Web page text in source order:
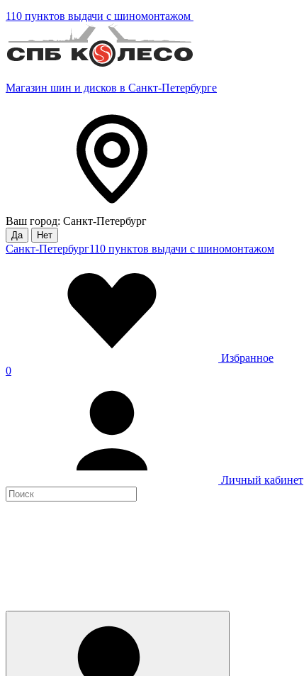
110 пунктов выдачи с шиномонтажом
Магазин шин и дисков в Санкт-Петербурге
Ваш город: Санкт-Петербург
Да Нет
Санкт-Петербург110 пунктов выдачи с шиномонтажом
Избранное
0
Личный кабинет